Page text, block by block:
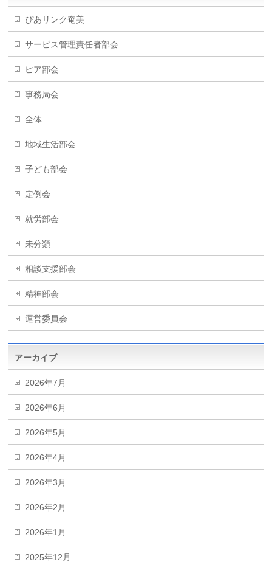
ぴあリンク奄美
サービス管理責任者部会
ピア部会
事務局会
全体
地域生活部会
子ども部会
定例会
就労部会
未分類
相談支援部会
精神部会
運営委員会
アーカイブ
2026年7月
2026年6月
2026年5月
2026年4月
2026年3月
2026年2月
2026年1月
2025年12月